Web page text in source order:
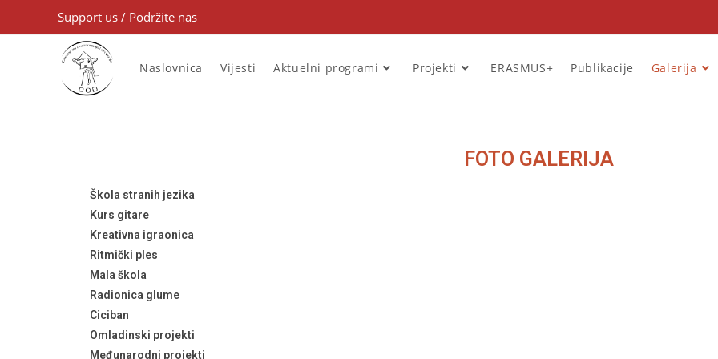
Support us / Podržite nas
Naslovnica Vijesti Aktuelni programi Projekti ERASMUS+ Publikacije Galerija
FOTO GALERIJA
Škola stranih jezika
Kurs gitare
Kreativna igraonica
Ritmički ples
Mala škola
Radionica glume
Ciciban
Omladinski projekti
Međunarodni projekti